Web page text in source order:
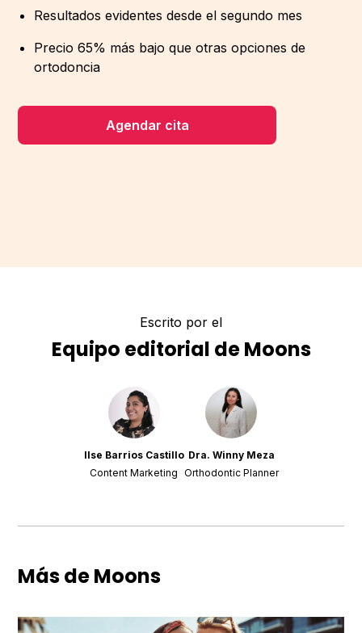
Resultados evidentes desde el segundo mes
Precio 65% más bajo que otras opciones de
ortodoncia
Agendar cita
Escrito por el
Equipo editorial de Moons
Ilse Barrios Castillo
Content Marketing
Dra. Winny Meza
Orthodontic Planner
Más de Moons